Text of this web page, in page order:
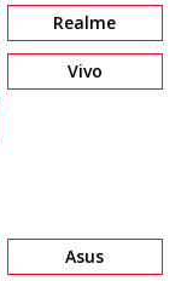
Realme
Vivo
Asus